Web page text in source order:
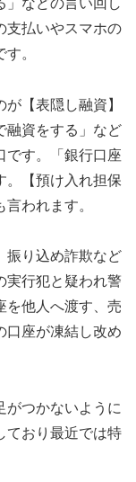
支払いやスマホの
。
【表隠し融資】
融資をする」など
です。「銀行口座
。【預け入れ担保
われます。
振り込め詐欺など
実行犯と疑われ警
を他人へ渡す、売
口座が凍結し改め
がつかないように
ており最近では特